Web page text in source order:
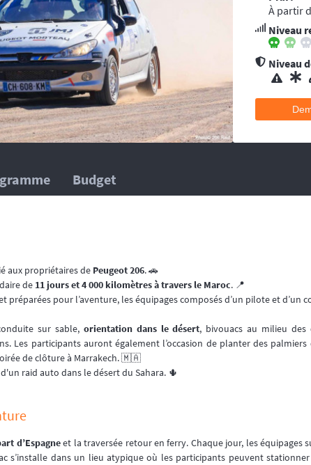
À partir
Niveau
Niveau
moins une ambulance et/ou véhicule médicalisé à poste ainsi que des
la progression de la course.
d’ambulance, d’équipes médicales à poste ainsi que des
la progression de la course.
Budget
aux propriétaires de Peugeot 206. 🚗
de 11 jours et 4 000 kilomètres à travers le Maroc. 📍
préparées pour l’aventure, les équipages composés d’un pilote et d’un
sur sable, orientation dans le désert, bivouacs au milieu des
Les participants auront également l’occasion de planter des
de clôture à Marrakech. 🇲🇦
raid auto dans le désert du Sahara. 🌵
d’Espagneet la traversée retour en ferry. Chaque jour, les équipages
s’installe dans un lieu atypique où les participants peuvent